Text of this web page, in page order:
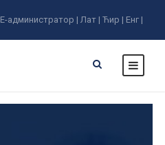
Е-администратор | Лат | Ћир | Енг |